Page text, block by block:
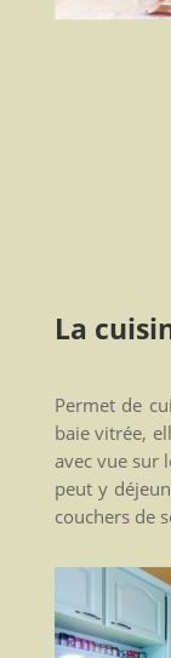
La
Permet de
baie vitrée,
avec vue sur
peut y
couchers de